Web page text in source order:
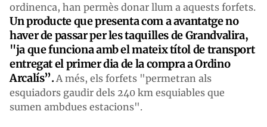
ordinenca, han permès donar llum a aquests forfets.
Un producte que presenta com a avantatge no
haver de passar per les taquilles de Grandvalira,
"ja que funciona amb el mateix títol de transport
entregat el primer dia de la compra a Ordino
Arcalís”.A més, els forfets "permetran als
esquiadors gaudir dels 240 km esquiables que
sumen ambdues estacions".